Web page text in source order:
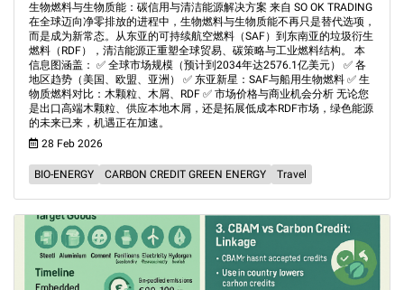
生物燃料与生物质能：碳信用与清洁能源解决方案 来自 SO OK TRADING
在全球迈向净零排放的进程中，生物燃料与生物质能不再只是替代选项，
而是成为新常态。从东亚的可持续航空燃料（SAF）到东南亚的垃圾衍生
燃料（RDF），清洁能源正重塑全球贸易、碳策略与工业燃料结构。 本
信息图涵盖： ✅ 全球市场规模（预计到2034年达2576.1亿美元） ✅ 各
地区趋势（美国、欧盟、亚洲） ✅ 东亚新星：SAF与船用生物燃料 ✅ 生
物质燃料对比：木颗粒、木屑、RDF ✅ 市场价格与商业机会分析 无论您
是出口高端木颗粒、供应本地木屑，还是拓展低成本RDF市场，绿色能源
的未来已来，机遇正在加速。
28 Feb 2026
BIO-ENERGY CARBON CREDIT GREEN ENERGY Travel